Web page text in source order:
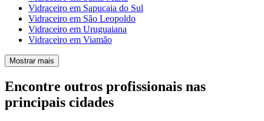
Vidraceiro em Sapucaia do Sul
Vidraceiro em São Leopoldo
Vidraceiro em Uruguaiana
Vidraceiro em Viamão
Mostrar mais
Encontre outros profissionais nas
principais cidades